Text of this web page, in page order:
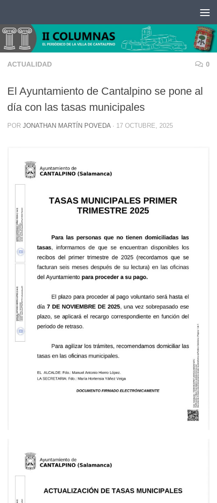
ACTUALIDAD 0
El Ayuntamiento de Cantalpino se pone al
día con las tasas municipales
POR JONATHAN MARTÍN POVEDA · 17 OCTUBRE, 2025